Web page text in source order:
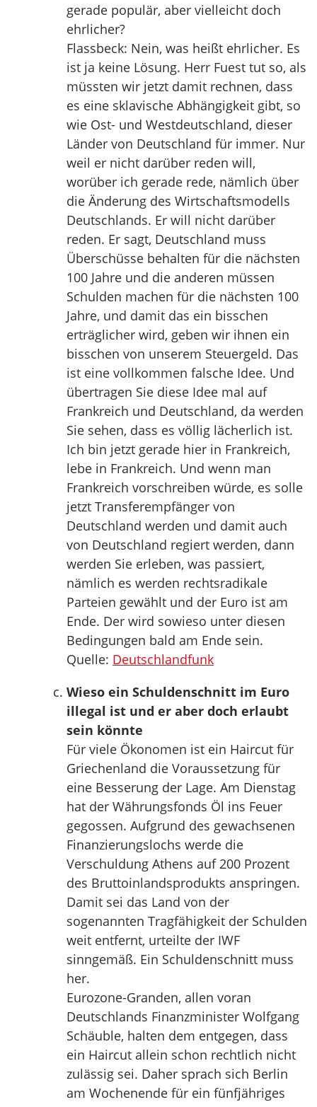
gerade populär, aber vielleicht doch
ehrlicher?
Flassbeck: Nein, was heißt ehrlicher. Es
ist ja keine Lösung. Herr Fuest tut so, als
müssten wir jetzt damit rechnen, dass
es eine sklavische Abhängigkeit gibt, so
wie Ost- und Westdeutschland, dieser
Länder von Deutschland für immer. Nur
weil er nicht darüber reden will,
worüber ich gerade rede, nämlich über
die Änderung des Wirtschaftsmodells
Deutschlands. Er will nicht darüber
reden. Er sagt, Deutschland muss
Überschüsse behalten für die nächsten
100 Jahre und die anderen müssen
Schulden machen für die nächsten 100
Jahre, und damit das ein bisschen
erträglicher wird, geben wir ihnen ein
bisschen von unserem Steuergeld. Das
ist eine vollkommen falsche Idee. Und
übertragen Sie diese Idee mal auf
Frankreich und Deutschland, da werden
Sie sehen, dass es völlig lächerlich ist.
Ich bin jetzt gerade hier in Frankreich,
lebe in Frankreich. Und wenn man
Frankreich vorschreiben würde, es solle
jetzt Transferempfänger von
Deutschland werden und damit auch
von Deutschland regiert werden, dann
werden Sie erleben, was passiert,
nämlich es werden rechtsradikale
Parteien gewählt und der Euro ist am
Ende. Der wird sowieso unter diesen
Bedingungen bald am Ende sein.
Quelle: Deutschlandfunk
Wieso ein Schuldenschnitt im Euro
illegal ist und er aber doch erlaubt
sein könnte
Für viele Ökonomen ist ein Haircut für
Griechenland die Voraussetzung für
eine Besserung der Lage. Am Dienstag
hat der Währungsfonds Öl ins Feuer
gegossen. Aufgrund des gewachsenen
Finanzierungslochs werde die
Verschuldung Athens auf 200 Prozent
des Bruttoinlandsprodukts anspringen.
Damit sei das Land von der
sogenannten Tragfähigkeit der Schulden
weit entfernt, urteilte der IWF
sinngemäß. Ein Schuldenschnitt muss
her.
Eurozone-Granden, allen voran
Deutschlands Finanzminister Wolfgang
Schäuble, halten dem entgegen, dass
ein Haircut allein schon rechtlich nicht
zulässig sei. Daher sprach sich Berlin
am Wochenende für ein fünfjähriges